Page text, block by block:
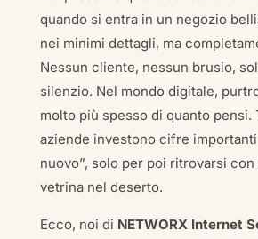
quando si entra in un negozio
nei minimi dettagli, ma
Nessun cliente, nessun brusio,
silenzio. Nel mondo digitale,
molto più spesso di quanto pensi.
aziende investono cifre
nuovo”, solo per poi ritrovarsi
vetrina nel deserto.
Ecco, noi di NETWORX Internet